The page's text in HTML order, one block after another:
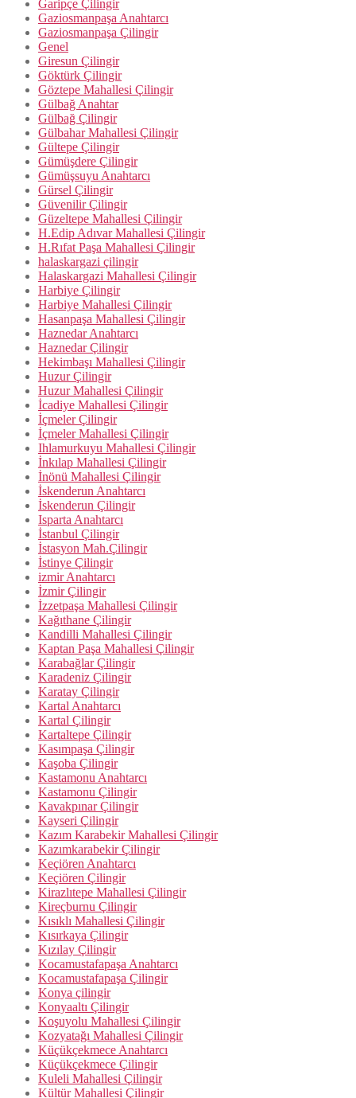
Garipçe Çilingir
Gaziosmanpaşa Anahtarcı
Gaziosmanpaşa Çilingir
Genel
Giresun Çilingir
Göktürk Çilingir
Göztepe Mahallesi Çilingir
Gülbağ Anahtar
Gülbağ Çilingir
Gülbahar Mahallesi Çilingir
Gültepe Çilingir
Gümüşdere Çilingir
Gümüşsuyu Anahtarcı
Gürsel Çilingir
Güvenilir Çilingir
Güzeltepe Mahallesi Çilingir
H.Edip Adıvar Mahallesi Çilingir
H.Rıfat Paşa Mahallesi Çilingir
halaskargazi çilingir
Halaskargazi Mahallesi Çilingir
Harbiye Çilingir
Harbiye Mahallesi Çilingir
Hasanpaşa Mahallesi Çilingir
Haznedar Anahtarcı
Haznedar Çilingir
Hekimbaşı Mahallesi Çilingir
Huzur Çilingir
Huzur Mahallesi Çilingir
İcadiye Mahallesi Çilingir
İçmeler Çilingir
İçmeler Mahallesi Çilingir
Ihlamurkuyu Mahallesi Çilingir
İnkılap Mahallesi Çilingir
İnönü Mahallesi Çilingir
İskenderun Anahtarcı
İskenderun Çilingir
Isparta Anahtarcı
İstanbul Çilingir
İstasyon Mah.Çilingir
İstinye Çilingir
izmir Anahtarcı
İzmir Çilingir
İzzetpaşa Mahallesi Çilingir
Kağıthane Çilingir
Kandilli Mahallesi Çilingir
Kaptan Paşa Mahallesi Çilingir
Karabağlar Çilingir
Karadeniz Çilingir
Karatay Çilingir
Kartal Anahtarcı
Kartal Çilingir
Kartaltepe Çilingir
Kasımpaşa Çilingir
Kaşoba Çilingir
Kastamonu Anahtarcı
Kastamonu Çilingir
Kavakpınar Çilingir
Kayseri Çilingir
Kazım Karabekir Mahallesi Çilingir
Kazımkarabekir Çilingir
Keçiören Anahtarcı
Keçiören Çilingir
Kirazlıtepe Mahallesi Çilingir
Kireçburnu Çilingir
Kısıklı Mahallesi Çilingir
Kısırkaya Çilingir
Kızılay Çilingir
Kocamustafapaşa Anahtarcı
Kocamustafapaşa Çilingir
Konya çilingir
Konyaaltı Çilingir
Koşuyolu Mahallesi Çilingir
Kozyatağı Mahallesi Çilingir
Küçükçekmece Anahtarcı
Küçükçekmece Çilingir
Kuleli Mahallesi Çilingir
Kültür Mahallesi Çilingir